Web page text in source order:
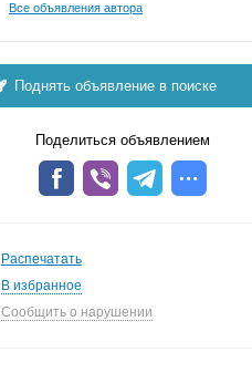
Все объявления автора
Поднять объявление в поиске
Поделиться объявлением
Распечатать
В избранное
Сообщить о нарушении